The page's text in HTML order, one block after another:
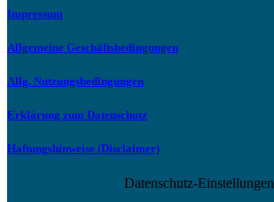
Impressum
Allgemeine Geschäftsbedingungen
Allg. Nutzungsbedingungen
Erklärung zum Datenschutz
Haftungshinweise (Disclaimer)
Datenschutz-Einstellungen